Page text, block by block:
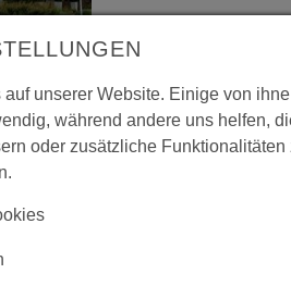
unserer Website. Einige von
während andere uns helfen,
oder zusätzliche Funktionalitäten